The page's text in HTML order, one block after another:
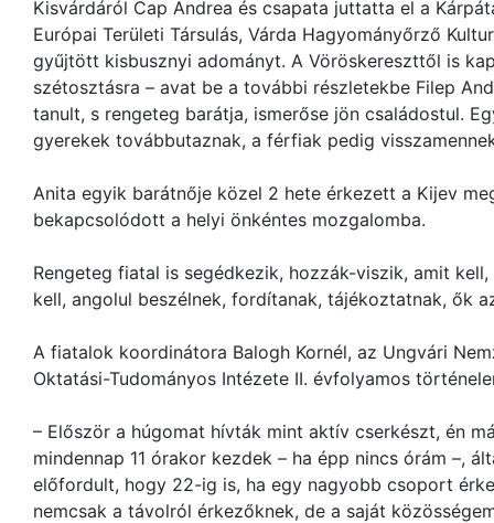
Kisvárdáról Cap Andrea és csapata juttatta el a
Európai Területi Társulás, Várda Hagyományőrző
gyűjtött kisbusznyi adományt. A Vöröskereszttől is
szétosztásra – avat be a további részletekbe Filep
tanult, s rengeteg barátja, ismerőse jön családostul.
gyerekek továbbutaznak, a férfiak pedig
Anita egyik barátnője közel 2 hete érkezett a Kijev
bekapcsolódott a helyi önkéntes mozgalomba.
Rengeteg fiatal is segédkezik, hozzák-viszik, amit
kell, angolul beszélnek, fordítanak, tájékoztatnak, ők
A fiatalok koordinátora Balogh Kornél, az Ungvári
Oktatási-Tudományos Intézete II. évfolyamos
– Először a húgomat hívták mint aktív cserkészt, én
mindennap 11 órakor kezdek – ha épp nincs órám –,
előfordult, hogy 22-ig is, ha egy nagyobb csoport
nemcsak a távolról érkezőknek, de a saját